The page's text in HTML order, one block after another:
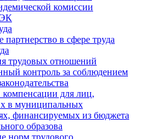
комиссии
партнерство в сфере труда
трудовых отношений
контроль за соблюдением
компенсации для лиц,
в муниципальных
финансируемых из бюджета
образова
норм трудового